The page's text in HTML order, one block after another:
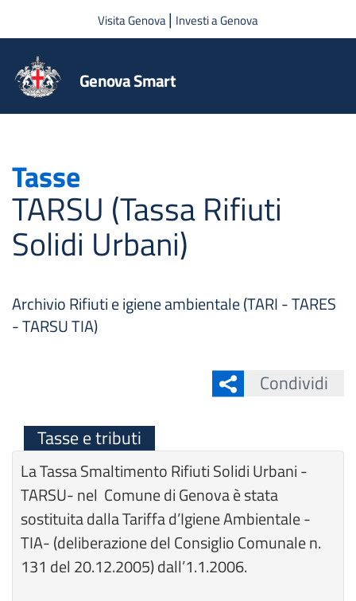
Salta al contenuto principale
Visita Genova| Investi a Genova
Genova Smart
Tasse
TARSU (Tassa Rifiuti
Solidi Urbani)
Archivio Rifiuti e igiene ambientale (TARI - TARES
- TARSU TIA)
Condividi
Tasse e tributi
La Tassa Smaltimento Rifiuti Solidi Urbani -
TARSU- nel Comune di Genova è stata
sostituita dalla Tariffa d’Igiene Ambientale -
TIA- (deliberazione del Consiglio Comunale n.
131 del 20.12.2005) dall’1.1.2006.